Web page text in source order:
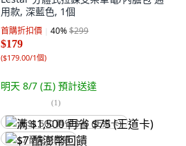
用款, 深藍色, 1個
首購折扣價 40%$299
$179
($179.00/1個)
明天 8/7 (五) 預計送達
(1)
满 $1,500 再省 $75 (王道卡)
$7 酷澎幣回饋